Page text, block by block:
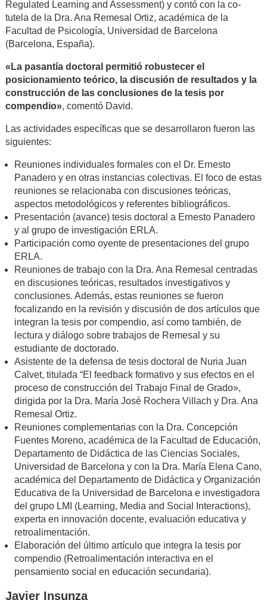
Regulated Learning and Assessment) y contó con la co-
tutela de la Dra. Ana Remesal Ortiz, académica de la
Facultad de Psicología, Universidad de Barcelona
(Barcelona, España).
«La pasantía doctoral permitió robustecer el
posicionamiento teórico, la discusión de resultados y la
construcción de las conclusiones de la tesis por
compendio», comentó David.
Las actividades específicas que se desarrollaron fueron las
siguientes:
Reuniones individuales formales con el Dr. Ernesto
Panadero y en otras instancias colectivas. El foco de estas
reuniones se relacionaba con discusiones teóricas,
aspectos metodológicos y referentes bibliográficos.
Presentación (avance) tesis doctoral a Ernesto Panadero
y al grupo de investigación ERLA.
Participación como oyente de presentaciones del grupo
ERLA.
Reuniones de trabajo con la Dra. Ana Remesal centradas
en discusiones teóricas, resultados investigativos y
conclusiones. Además, estas reuniones se fueron
focalizando en la revisión y discusión de dos artículos que
integran la tesis por compendio, así como también, de
lectura y diálogo sobre trabajos de Remesal y su
estudiante de doctorado.
Asistente de la defensa de tesis doctoral de Nuria Juan
Calvet, titulada “El feedback formativo y sus efectos en el
proceso de construcción del Trabajo Final de Grado»,
dirigida por la Dra. María José Rochera Villach y Dra. Ana
Remesal Ortiz.
Reuniones complementarias con la Dra. Concepción
Fuentes Moreno, académica de la Facultad de Educación,
Departamento de Didáctica de las Ciencias Sociales,
Universidad de Barcelona y con la Dra. María Elena Cano,
académica del Departamento de Didáctica y Organización
Educativa de la Universidad de Barcelona e investigadora
del grupo LMI (Learning, Media and Social Interactions),
experta en innovación docente, evaluación educativa y
retroalimentación.
Elaboración del último artículo que integra la tesis por
compendio (Retroalimentación interactiva en el
pensamiento social en educación secundaria).
Javier Insunza